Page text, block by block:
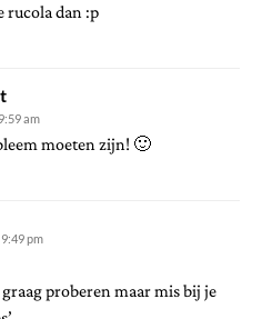
rucola dan :p
am
moeten zijn! 🙂
pm
proberen maar mis bij je